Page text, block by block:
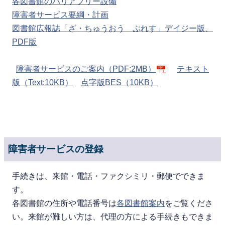
障害者サービス要綱・計画
図書館広報誌「ざ・ちゅうおう ぷれす」デイジー版、
PDF版
障害者サービスのご案内（PDF:2MB）
テキスト
版（Text:10KB）
点字版BES（10KB）
障害者サービスの登録
手続きは、来館・電話・ファクシミリ・郵便でできま
す。
各図書館の住所や電話番号は各図書館案内をご覧くださ
い。来館が難しい方は、代理の方による手続きもできま